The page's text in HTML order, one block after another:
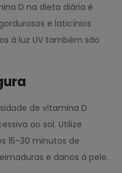
D na dieta diária é
e laticínios
à luz UV também são
de vitamina D
ao sol. Utilize
15-30 minutos de
e danos à pele.